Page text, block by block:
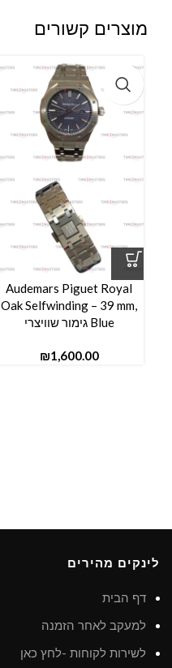
מוצרים קשורים
Audemars Piguet Royal
Oak Selfwinding – 39 mm,
Blue גימור שוויצרי
₪
לינקים מהירים
דף הבית
למעקב לאחר הזמנה
לשירות לקוחות -לחץ כאן